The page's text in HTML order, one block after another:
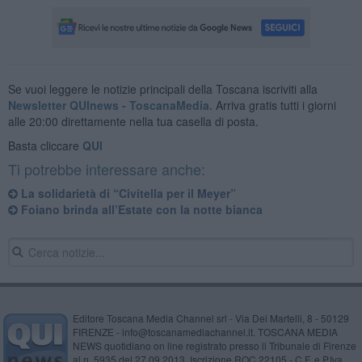
Se vuoi leggere le notizie principali della Toscana iscriviti alla
Newsletter QUInews - ToscanaMedia. Arriva gratis tutti i giorni
alle 20:00 direttamente nella tua casella di posta.
Basta cliccare QUI
Ti potrebbe interessare anche:
La solidarietà di ​“Civitella per il Meyer”
Foiano brinda all’Estate con la notte bianca
Editore Toscana Media Channel srl - Via Dei Martelli, 8 - 50129
FIRENZE - info@toscanamediachannel.it. TOSCANA MEDIA
NEWS quotidiano on line registrato presso il Tribunale di Firenze
al n. 5935 del 27.09.2013. Iscrizione ROC 22105 - C.F. e P.Iva